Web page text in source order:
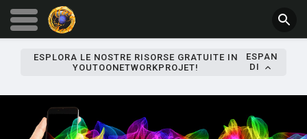
ESPLORA LE NOSTRE RISORSE GRATUITE IN
YOUTOONETWORKPROJET!
ESPAN
DI